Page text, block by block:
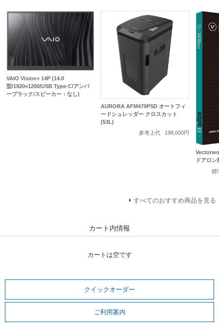
VAIO Vision+ 14P (14.0
型/1920×1200/USB Type-C/アンバ
ーブラック/スピーカー：なし)
AURORA AFM470PSD オートフィ
ードシュレッダー クロスカット
(53L)
参考上代
198,000円
ドアロン
標
すべてのおすすめ商品を見る
カート内情報
カートは空です
クイックオーダー
ご利用案内